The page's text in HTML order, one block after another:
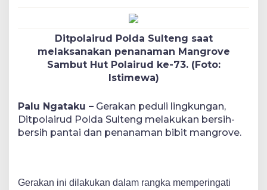
Ditpolairud Polda Sulteng saat
melaksanakan penanaman Mangrove
Sambut Hut Polairud ke-73. (Foto:
Istimewa)
Palu Ngataku – Gerakan peduli lingkungan,
Ditpolairud Polda Sulteng melakukan bersih-
bersih pantai dan penanaman bibit mangrove.
Gerakan ini dilakukan dalam rangka memperingati